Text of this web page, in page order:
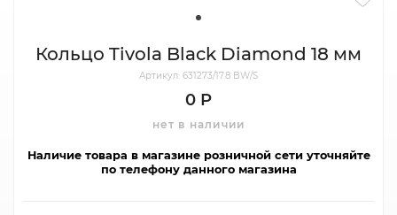
Кольцо Tivola Black Diamond 18 мм
Артикул: 631273/17.8 BW/S
0 Р
нет в наличии
Наличие товара в магазине розничной сети уточняйте
по телефону данного магазина